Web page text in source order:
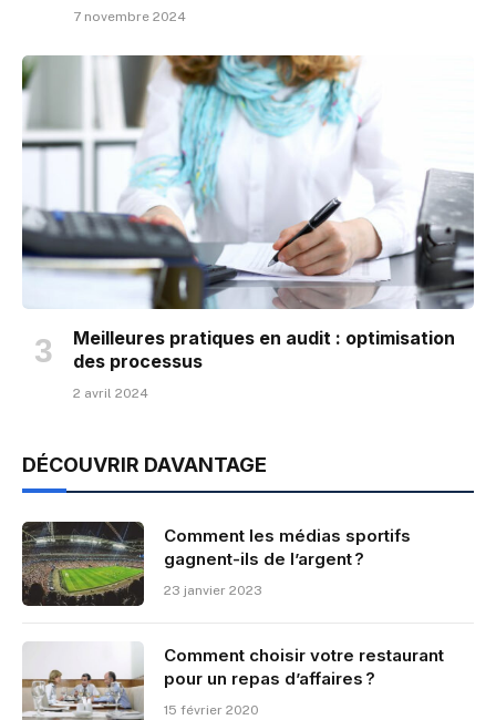
7 novembre 2024
Meilleures pratiques en audit : optimisation
des processus
2 avril 2024
DÉCOUVRIR DAVANTAGE
Comment les médias sportifs
gagnent-ils de l’argent ?
23 janvier 2023
Comment choisir votre restaurant
pour un repas d’affaires ?
15 février 2020